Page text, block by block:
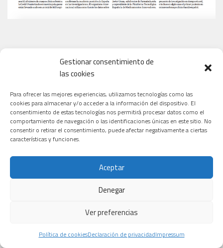
Gestionar consentimiento de
las cookies
Para ofrecer las mejores experiencias, utilizamos tecnologías como las
cookies para almacenar y/o acceder a la información del dispositivo. El
consentimiento de estas tecnologías nos permitirá procesar datos como el
comportamiento de navegación o las identificaciones únicas en este sitio. No
consentir o retirar el consentimiento, puede afectar negativamente a ciertas
características y funciones.
Aceptar
Denegar
Ver preferencias
Política de cookiesDeclaración de privacidadImpressum